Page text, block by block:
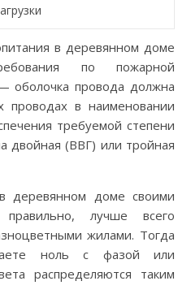
в деревянном доме
по пожарной
оболочка провода должна
проводах в наименовании
требуемой степени
двойная (ВВГ) или тройная
деревянном доме своими
лучше всего
жилами. Тогда
ноль с фазой или
распределяются таким